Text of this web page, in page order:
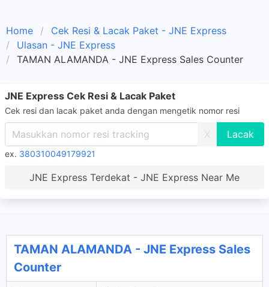
Home
Cek Resi & Lacak Paket - JNE Express
Ulasan - JNE Express
TAMAN ALAMANDA - JNE Express Sales Counter
JNE Express Cek Resi & Lacak Paket
Cek resi dan lacak paket anda dengan mengetik nomor resi
X
ex. 380310049179921
JNE Express Terdekat - JNE Express Near Me
TAMAN ALAMANDA - JNE Express Sales
Counter